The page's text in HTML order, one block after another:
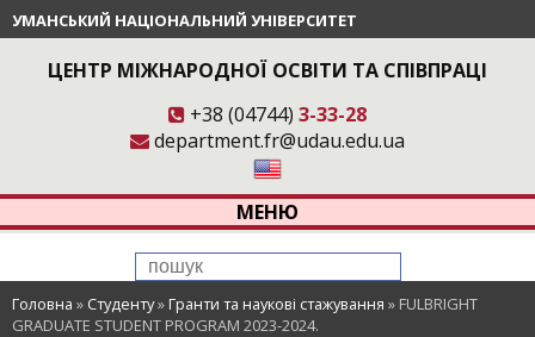
УМАНСЬКИЙ НАЦІОНАЛЬНИЙ УНІВЕРСИТЕТ
ЦЕНТР МІЖНАРОДНОЇ ОСВІТИ ТА СПІВПРАЦІ
+38 (04744) 3-33-28
department.fr@udau.edu.ua
МЕНЮ
Головна » Студенту»Гранти та наукові стажування » FULBRIGHT
GRADUATE STUDENT PROGRAM 2023-2024.